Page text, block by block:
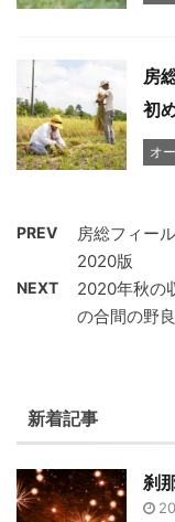
房
初
オ
PREV
房総フィー
2020版
NEXT
2020年秋の
の合間の野
新着記事
刹